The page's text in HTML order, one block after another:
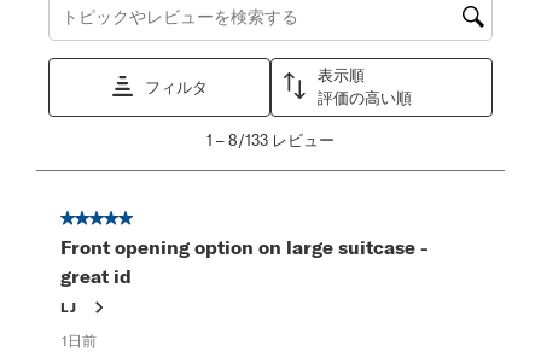
トピックやレビュー検索地域を検索する
フィルタ
表示順
評価の高い順
8/133
ー。
1 –8/133 レビュー
星5／5個です。
Front opening option on large suitcase -
great id
LJ
1日前